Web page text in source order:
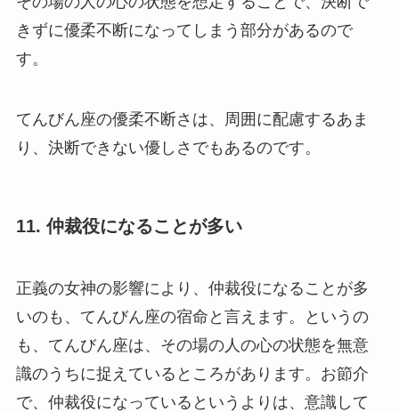
きずに優柔不断になってしまう部分があるので
す。
てんびん座の優柔不断さは、周囲に配慮するあま
り、決断できない優しさでもあるのです。
11. 仲裁役になることが多い
正義の女神の影響により、仲裁役になることが多
いのも、てんびん座の宿命と言えます。というの
も、てんびん座は、その場の人の心の状態を無意
識のうちに捉えているところがあります。お節介
で、仲裁役になっているというよりは、意識して